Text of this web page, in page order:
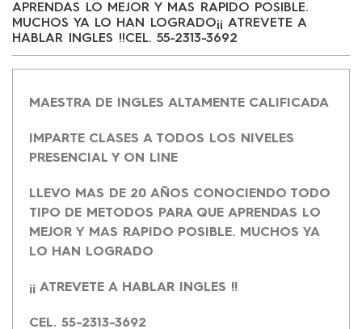
APRENDAS LO MEJOR Y MAS RAPIDO POSIBLE.
MUCHOS YA LO HAN LOGRADO¡¡ ATREVETE A
HABLAR INGLES !!CEL. 55-2313-3692
MAESTRA DE INGLES ALTAMENTE CALIFICADA
IMPARTE CLASES A TODOS LOS NIVELES
PRESENCIAL Y ON LINE
LLEVO MAS DE 20 AÑOS CONOCIENDO TODO
TIPO DE METODOS PARA QUE APRENDAS LO
MEJOR Y MAS RAPIDO POSIBLE. MUCHOS YA
LO HAN LOGRADO
¡¡ ATREVETE A HABLAR INGLES !!
CEL. 55-2313-3692